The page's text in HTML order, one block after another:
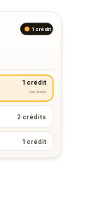
1 crédit
1 crédit
par photo
2 crédits
1 crédit